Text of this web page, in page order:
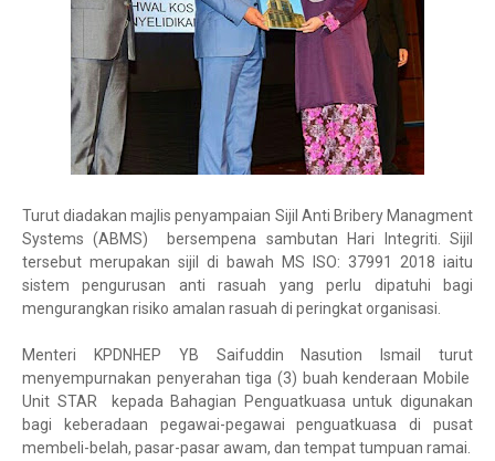
Turut diadakan majlis penyampaian Sijil Anti Bribery Managment
Systems (ABMS) bersempena sambutan Hari Integriti. Sijil
tersebut merupakan sijil di bawah MS ISO: 37991 2018 iaitu
sistem pengurusan anti rasuah yang perlu dipatuhi bagi
mengurangkan risiko amalan rasuah di peringkat organisasi.
Menteri KPDNHEP YB Saifuddin Nasution Ismail turut
menyempurnakan penyerahan tiga (3) buah kenderaan Mobile
Unit STAR kepada Bahagian Penguatkuasa untuk digunakan
bagi keberadaan pegawai-pegawai penguatkuasa di pusat
membeli-belah, pasar-pasar awam, dan tempat tumpuan ramai.